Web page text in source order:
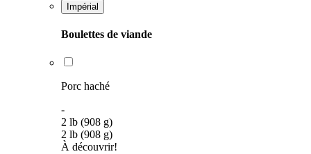
Impérial
Boulettes de viande
Porc haché
-
2 lb (908 g)
2 lb (908 g)
À découvrir!